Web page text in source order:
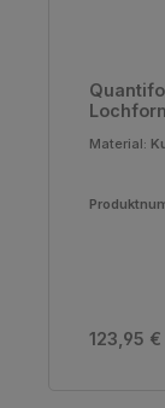
Material:
123,95 €